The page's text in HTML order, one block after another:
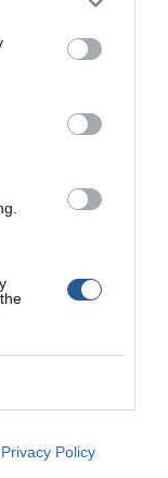
Privacy Policy
το ψάρεμά
– Χειμώνα!
με καλάμι για εμάς
είχε στην κατοχή